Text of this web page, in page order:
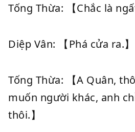
Tống Thừa: 【Chắc là
Diệp Vân: 【Phá cửa ra.】
Tống Thừa: 【A Quân,
muốn người khác, anh
thôi.】